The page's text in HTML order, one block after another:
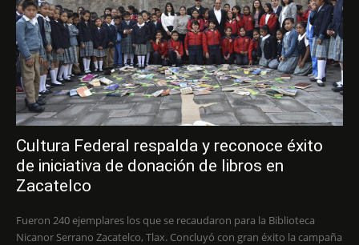
Cultura Federal respalda y reconoce éxito
de iniciativa de donación de libros en
Zacatelco
Fueron 240 ejemplares los que se recaudaron para la Biblioteca
Nicanor Serrano Zacatelco, Tlax. Concluyó con gran éxito la campaña